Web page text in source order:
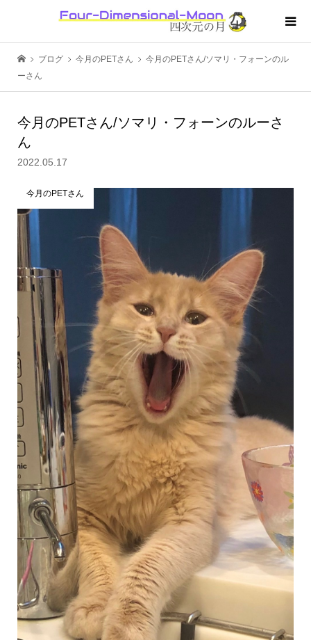
ブログ 今月のPETさん
今月のPETさん/ソマリ・フォーンのル
ーさん
今月のPETさん/ソマリ・フォーンのルーさ
ん
2022.05.17
今月のPETさん